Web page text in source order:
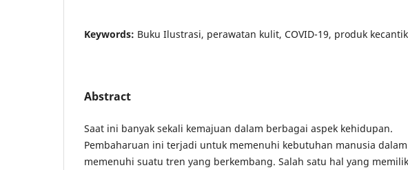
Keywords: Buku Ilustrasi, perawatan kulit, COVID-19, produk
Abstract
Saat ini banyak sekali kemajuan dalam berbagai aspek kehidupan.
Pembaharuan ini terjadi untuk memenuhi kebutuhan manusia dalam
memenuhi suatu tren yang berkembang. Salah satu hal yang